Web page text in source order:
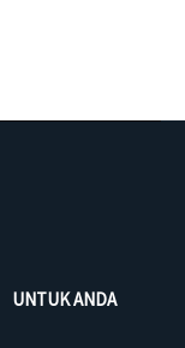
UNTUK ANDA